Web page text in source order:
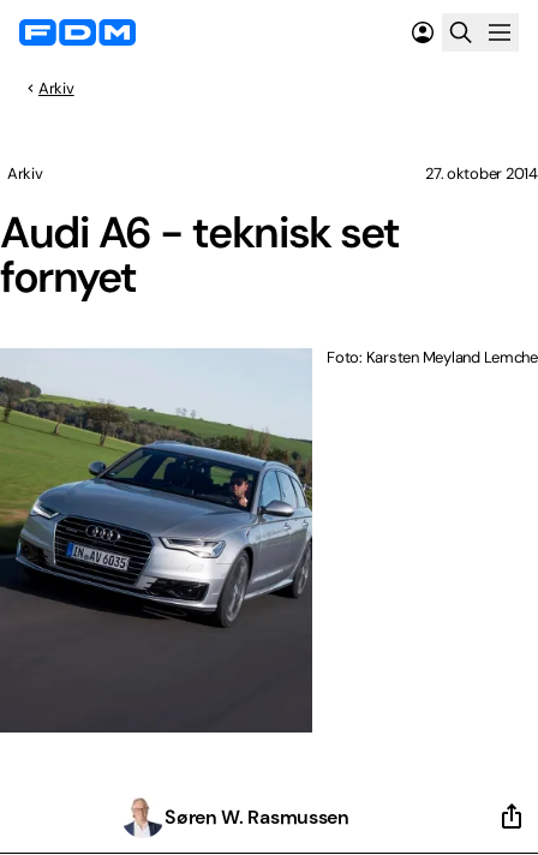
Arkiv
Audi A6 - teknisk set
fornyet
Arkiv 27. oktober 2014
Foto: Karsten Meyland Lemche
Søren W. Rasmussen